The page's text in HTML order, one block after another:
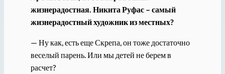
жизнерадостная. Никита Руфас – самый
жизнерадостный художник из местных?
— Ну как, есть еще Скрепа, он тоже достаточно
веселый парень. Или мы детей не берем в
расчет?